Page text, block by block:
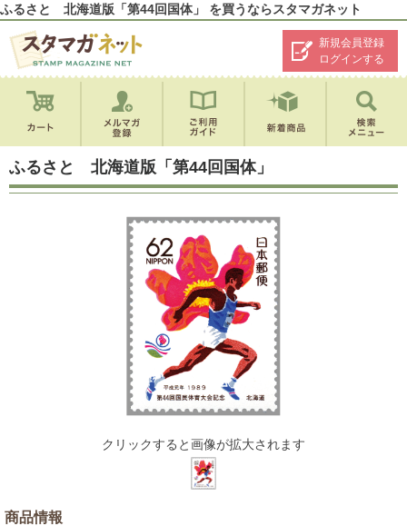
ふるさと 北海道版「第44回国体」 を買うならスタマガネット
新規会員登録
ログインする
ふるさと 北海道版「第44回国体」
クリックすると画像が拡大されます
商品情報